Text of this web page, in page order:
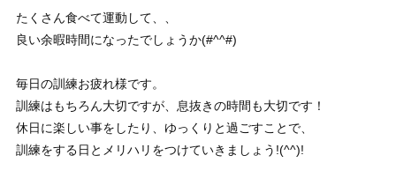
たくさん食べて運動して、、
良い余暇時間になったでしょうか(#^^#)
毎日の訓練お疲れ様です。
訓練はもちろん大切ですが、息抜きの時間も大切です！
休日に楽しい事をしたり、ゆっくりと過ごすことで、
訓練をする日とメリハリをつけていきましょう!(^^)!